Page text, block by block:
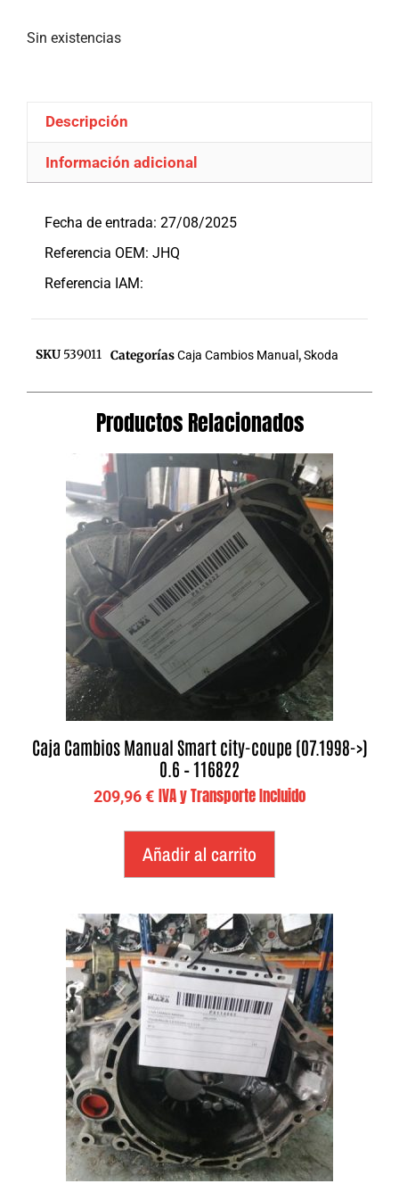
Sin existencias
Descripción
Información adicional
Fecha de entrada: 27/08/2025
Referencia OEM: JHQ
Referencia IAM:
SKU 539011 CategoríasCaja Cambios Manual ,Skoda
Productos Relacionados
Caja Cambios Manual Smart city-coupe (07.1998->)
0.6 – 116822
209,96€ IVA y Transporte Incluido
Añadir al carrito